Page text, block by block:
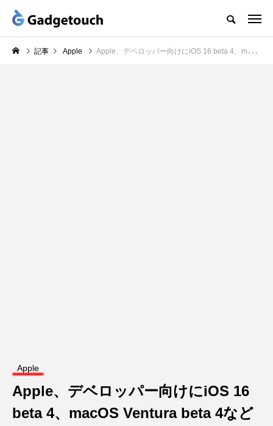
記事 Apple Apple、デベロッパー向けにiOS 16 beta 4、macOS Ventura beta 4などをリリース
Apple
Apple、デベロッパー向けにiOS 16
beta 4、macOS Ventura beta 4など